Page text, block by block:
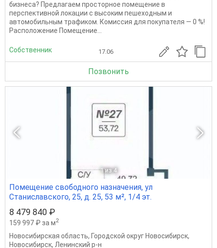
бизнеса? Предлагаем просторное помещение в
перспективной локации с высоким пешеходным и
автомобильным трафиком. Комиссия для покупателя — 0 %!
Расположение Помещение...
Собственник 17.06
Позвонить
1 из 4
Помещение свободного назначения, ул
Станиславского, 25, д. 25, 53 м², 1/4 эт.
8 479 840 ₽
159 997 ₽ за м2
Новосибирская область, Городской округ Новосибирск,
Новосибирск, Ленинский р-н